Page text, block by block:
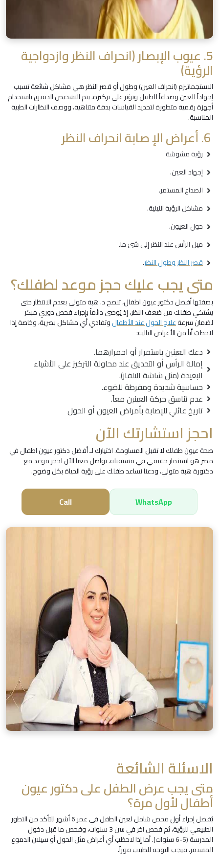
5. عيوب الإبصار (انحراف النظر وازدواجية
الرؤية)
الاستجماتيزم (انحراف العين) وطول أو قصر النظر هي مشاكل شائعة تسبب
إجهاداً للعين وصداعاً للطفل وتؤثر على تركيزه. يتم التشخيص الدقيق باستخدام
أجهزة رقمية متطورة لتحديد القياسات بدقة متناهية، ووصف النظارات الطبية
المناسبة.
رؤية مشوشة
إجهاد العين.
الصداع المستمر.
مشاكل الرؤية الليلية.
حول العيون.
ميل الرأس عند النظر إلى شئ ما.
قصر النظر وطول النظر.
متى يجب عليك حجز موعد لطفلك؟
بصفتها أفضل دكتور عيون اطفال، تنصح د. هبة متولي بعدم الانتظار حتى
يشتكي طفلك من ضعف النظر، إذ يُوصى دائماً بإجراء فحص دوري مبكر
لضمان سرعةعلاج الحول عند الأطفالوتفادي أي مشاكل بصرية، وخاصة إذا
لاحظتِ أياً من الأعراض التالية:
دعك العينين باستمرار أو احمرارهما.
إمالة الرأس أو التحديق عند محاولة التركيز على الأشياء
البعيدة (مثل شاشة التلفاز).
حساسية شديدة ومفرطة للضوء.
عدم تناسق حركة العينين معاً.
تاريخ عائلي للإصابة بأمراض العيون أو الحول
احجز استشارتك الآن
صحة عيون طفلك لا تقبل المساومة. اختيارك لـ أفضل دكتور عيون اطفال في
مصر هو استثمار حقيقي في مستقبله. تواصل معنا الآن لحجز موعد مع
دكتورة هبة متولي، ودعنا نساعد طفلك على رؤية الحياة بكل وضوح.
WhatsApp
Call
الاسئلة الشائعة
متى يجب عرض الطفل على دكتور عيون
أطفال لأول مرة؟
يُفضل إجراء أول فحص شامل لعين الطفل في عمر 6 أشهر للتأكد من التطور
الطبيعي للرؤية، ثم فحص آخر في سن 3 سنوات، وفحص ما قبل دخول
المدرسة (5-6 سنوات). أما إذا لاحظتِ أي أعراض مثل الحول أو سيلان الدموع
المستمر، فيجب التوجه للطبيب فوراً.